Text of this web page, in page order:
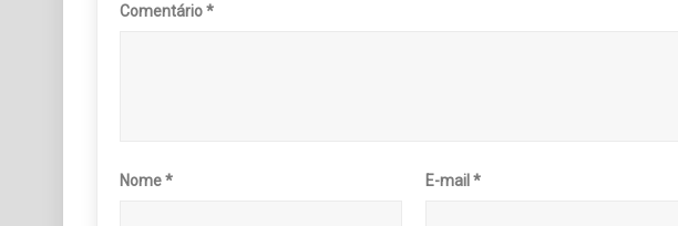
Comentário*
Nome* E-mail*